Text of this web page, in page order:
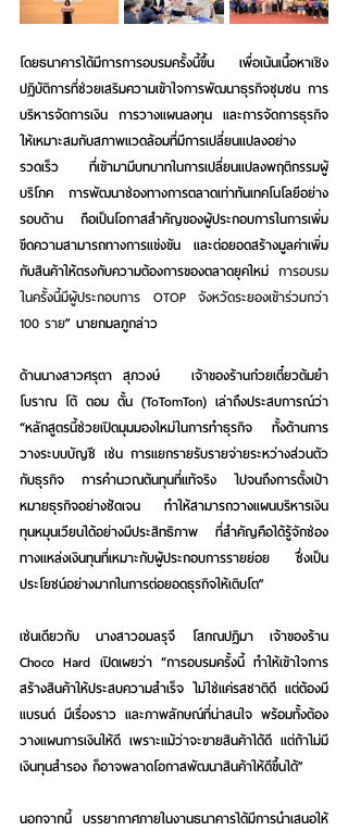
โดยธนาคารได้มีการการอบรมครั้งนี้ขึ้น เพื่อเน้นเนื้อหาเชิง
ปฏิบัติการที่ช่วยเสริมความเข้าใจการพัฒนาธุรกิจชุมชน การ
บริหารจัดการเงิน การวางแผนลงทุน และการจัดการธุรกิจ
ให้เหมาะสมกับสภาพแวดล้อมที่มีการเปลี่ยนแปลงอย่าง
รวดเร็ว ที่เข้ามามีบทบาทในการเปลี่ยนแปลงพฤติกรรมผู้
บริโภค การพัฒนาช่องทางการตลาดเท่าทันเทคโนโลยีอย่าง
รอบด้าน ถือเป็นโอกาสสำคัญของผู้ประกอบการในการเพิ่ม
ขีดความสามารถทางการแข่งขัน และต่อยอดสร้างมูลค่าเพิ่ม
กับสินค้าให้ตรงกับความต้องการของตลาดยุคใหม่ การอบรม
ในครั้งนี้มีผู้ประกอบการ OTOP จังหวัดระยองเข้าร่วมกว่า
100 ราย” นายกมลภูกล่าว
ด้านนางสาวศรุตา สุภวงษ์   เจ้าของร้านก๋วยเตี๋ยวต้มยำ
โบราณ โต้ ตอม ตั้น (ToTomTon) เล่าถึงประสบการณ์ว่า
“หลักสูตรนี้ช่วยเปิดมุมมองใหม่ในการทำธุรกิจ ทั้งด้านการ
วางระบบบัญชี เช่น การแยกรายรับรายจ่ายระหว่างส่วนตัว
กับธุรกิจ การคำนวณต้นทุนที่แท้จริง ไปจนถึงการตั้งเป้า
หมายธุรกิจอย่างชัดเจน ทำให้สามารถวางแผนบริหารเงิน
ทุนหมุนเวียนได้อย่างมีประสิทธิภาพ ที่สำคัญคือได้รู้จักช่อง
ทางแหล่งเงินทุนที่เหมาะกับผู้ประกอบการรายย่อย ซึ่งเป็น
ประโยชน์อย่างมากในการต่อยอดธุรกิจให้เติบโต”
เช่นเดียวกับ นางสาวอมลรุจี โสภณปฏิมา เจ้าของร้าน
Choco Hard เปิดเผยว่า “การอบรมครั้งนี้ ทำให้เข้าใจการ
สร้างสินค้าให้ประสบความสำเร็จ ไม่ใช่แค่รสชาติดี แต่ต้องมี
แบรนด์ มีเรื่องราว และภาพลักษณ์ที่น่าสนใจ พร้อมทั้งต้อง
วางแผนการเงินให้ดี เพราะแม้ว่าจะขายสินค้าได้ดี แต่ถ้าไม่มี
เงินทุนสำรอง ก็อาจพลาดโอกาสพัฒนาสินค้าให้ดีขึ้นได้”
นอกจากนี้ บรรยากาศภายในงานธนาคารได้มีการนำเสนอให้